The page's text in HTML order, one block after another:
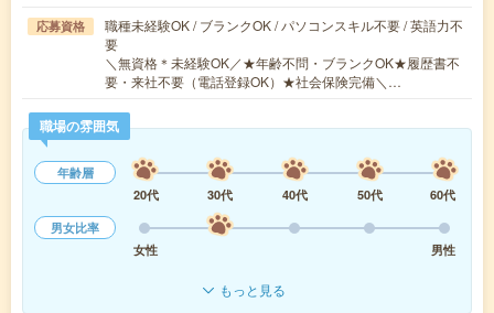
応募資格
職種未経験OK / ブランクOK / パソコンスキル不要 / 英語力不
要
＼無資格＊未経験OK／★年齢不問・ブランクOK★履歴書不
要・来社不要（電話登録OK）★社会保険完備＼…
職場の雰囲気
年齢層
20代
30代 40代 50代
60代
男女比率
女性
男性
もっと見る